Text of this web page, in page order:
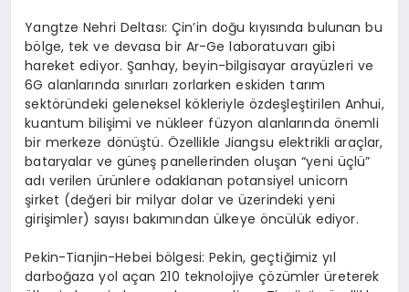
Yangtze Nehri Deltası: Çin’in doğu kıyısında bulunan bu
bölge, tek ve devasa bir Ar-Ge laboratuvarı gibi
hareket ediyor. Şanhay, beyin-bilgisayar arayüzleri ve
6G alanlarında sınırları zorlarken eskiden tarım
sektöründeki geleneksel kökleriyle özdeşleştirilen Anhui,
kuantum bilişimi ve nükleer füzyon alanlarında önemli
bir merkeze dönüştü. Özellikle Jiangsu elektrikli araçlar,
bataryalar ve güneş panellerinden oluşan “yeni üçlü”
adı verilen ürünlere odaklanan potansiyel unicorn
şirket (değeri bir milyar dolar ve üzerindeki yeni
girişimler) sayısı bakımından ülkeye öncülük ediyor.
Pekin-Tianjin-Hebei bölgesi: Pekin, geçtiğimiz yıl
darboğaza yol açan 210 teknolojiye çözümler üreterek